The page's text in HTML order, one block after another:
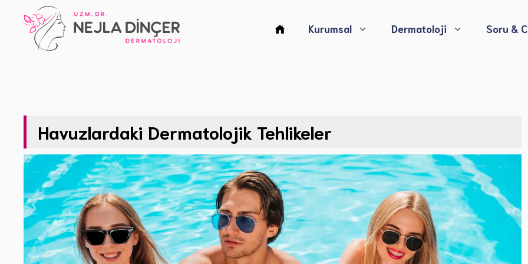
Kurumsal Dermatoloji
Siğil ve Nasır Tedavisi
Saç Hastalıkları ve Dökülme Tedavisi
Tırnak Hastalıkları Tanı ve Tedavisi
Rozasea Tanı ve Tedavisi
Ben (Nenüs) Tedavisi
Soru &
Havuzlardaki Dermatolojik Tehlikeler